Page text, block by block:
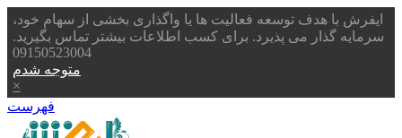
ایفرش با هدف توسعه فعالیت ها یا واگذاری بخشی از سهام خود،
سرمایه گذار می پذیرد. برای کسب اطلاعات بیشتر تماس بگیرید.
09150523004
متوجه شدم
×
فهرست